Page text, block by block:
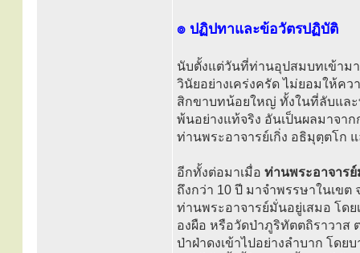
๏ ปฏิปทาและข้อวัตรปฏิบัติ
นับตั้งแต่วันที่ท่านอุปสมบทเข้าม
วินัยอย่างเคร่งครัด ไม่ยอมให้คว
สิกขาบทน้อยใหญ่ ทั้งในที่ลับและ
พ้นอย่างแท้จริง อันเป็นผลมาจา
ท่านพระอาจารย์เกิ่ง อธิมุตฺตโก
อีกทั้งต่อมาเมื่อ ท่านพระอาจาร
ถึงกว่า 10 ปี มาจำพรรษาในเข
ท่านพระอาจารย์มั่นอยู่เสมอ โด
องผือ หรือวัดป่าภูริทัตตถิราวาส
ป่าฝ่าดงเข้าไปอย่างลำบาก โดย